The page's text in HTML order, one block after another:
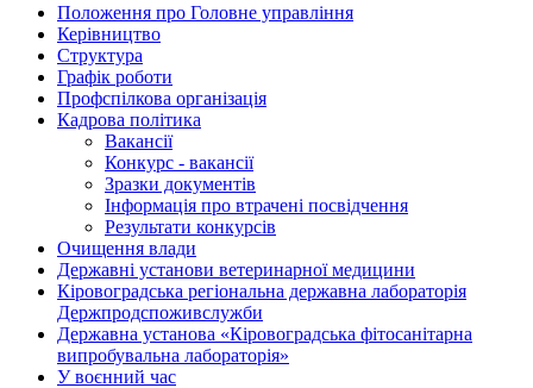
Положення про Головне управління
Керівництво
Структура
Графік роботи
Профспілкова організація
Кадрова політика
Вакансії
Конкурс - вакансії
Зразки документів
Інформація про втрачені посвідчення
Результати конкурсів
Очищення влади
Державні установи ветеринарної медицини
Кіровоградська регіональна державна лабораторія
Держпродспоживслужби
Державна установа «Кіровоградська фітосанітарна
випробувальна лабораторія»
У воєнний час